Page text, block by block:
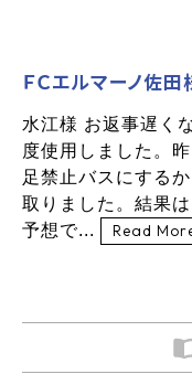
ＦＣエルマーノ佐
水江様 お返事遅く
度使用しました。
足禁止バスにする
取りました。結果
予想で...
Read